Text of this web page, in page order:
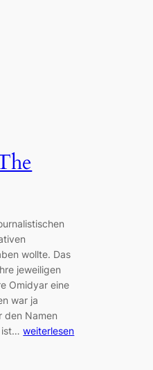
wollte. Das
jeweiligen
Omidyar eine
war ja
den Namen
ist…weiterlesen